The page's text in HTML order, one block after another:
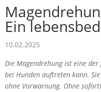
Ein
10.02.2025
Die Magendrehung ist eine
bei Hunden auftreten kann.
ohne Vorwarnung. Ohne